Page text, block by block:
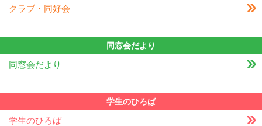
クラブ・同好会
同窓会だより
同窓会だより
学生のひろば
学生のひろば